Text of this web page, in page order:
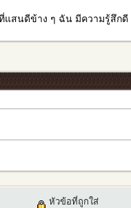
แสนดีข้าง ๆ ฉัน มีความรู้สึก
หัวข้อที่ถูกใส่